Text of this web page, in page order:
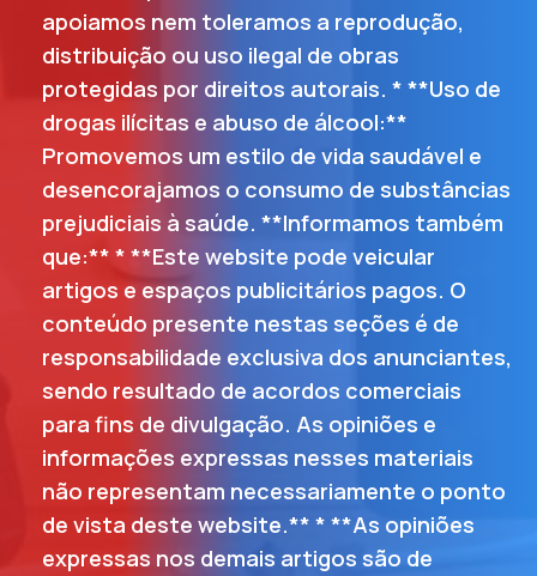
apoiamos nem toleramos a reprodução,
distribuição ou uso ilegal de obras
protegidas por direitos autorais. * **Uso de
drogas ilícitas e abuso de álcool:**
Promovemos um estilo de vida saudável e
desencorajamos o consumo de substâncias
prejudiciais à saúde. **Informamos também
que:** * **Este website pode veicular
artigos e espaços publicitários pagos. O
conteúdo presente nestas seções é de
responsabilidade exclusiva dos anunciantes,
sendo resultado de acordos comerciais
para fins de divulgação. As opiniões e
informações expressas nesses materiais
não representam necessariamente o ponto
de vista deste website.** * **As opiniões
expressas nos demais artigos são de